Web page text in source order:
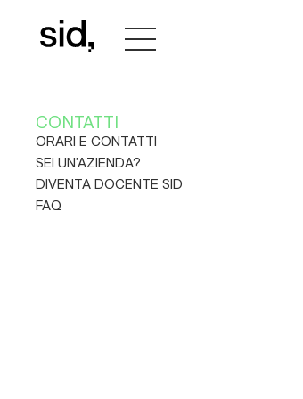
CONTATTI
ORARI E CONTATTI
SEI UN’AZIENDA?
DIVENTA DOCENTE SID
FAQ